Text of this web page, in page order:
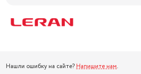
Нашли ошибку на сайте? Напишите нам.